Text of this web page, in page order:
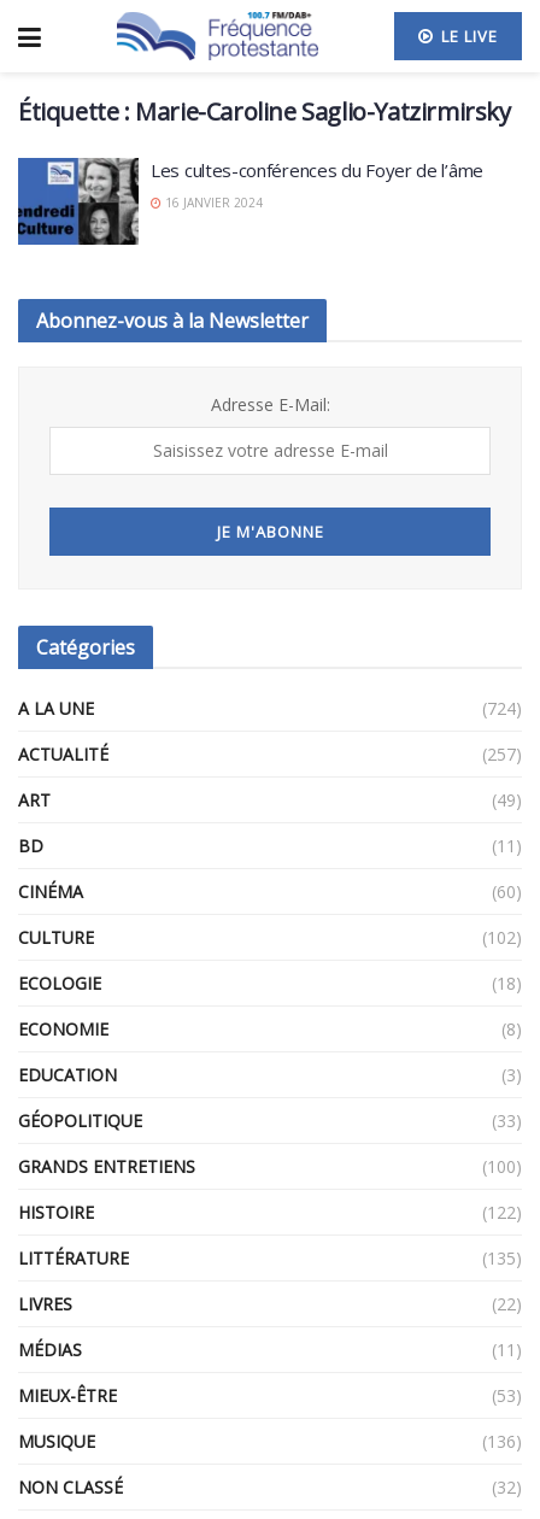
LE LIVE
Étiquette : Marie-Caroline Saglio-Yatzirmirsky
Les cultes-conférences du Foyer de l’âme
16 JANVIER 2024
Abonnez-vous à la Newsletter
Adresse E-Mail:
Catégories
A LA UNE
(724)
ACTUALITÉ
(257)
ART
(49)
BD
(11)
CINÉMA
(60)
CULTURE
(102)
ECOLOGIE
(18)
ECONOMIE
(8)
EDUCATION
(3)
GÉOPOLITIQUE
(33)
GRANDS ENTRETIENS
(100)
HISTOIRE
(122)
LITTÉRATURE
(135)
LIVRES
(22)
MÉDIAS
(11)
MIEUX-ÊTRE
(53)
MUSIQUE
(136)
NON CLASSÉ
(32)